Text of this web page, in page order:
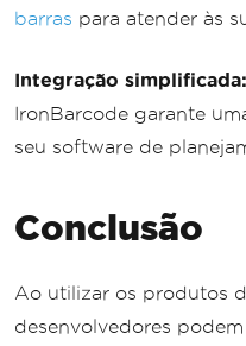
barras para atender às
Integração simplificada:
IronBarcode garante
seu software de
Conclusão
Ao utilizar os produtos
desenvolvedores